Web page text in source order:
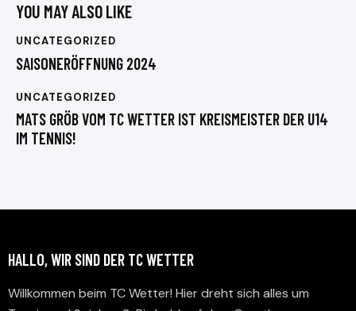
YOU MAY ALSO LIKE
UNCATEGORIZED
SAISONERÖFFNUNG 2024
UNCATEGORIZED
MATS GRÖB VOM TC WETTER IST KREISMEISTER DER U14
IM TENNIS!
HALLO, WIR SIND DER TC WETTER
Willkommen beim TC Wetter! Hier dreht sich alles um